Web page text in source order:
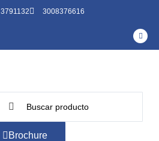
3791132 3008376616
Brochure